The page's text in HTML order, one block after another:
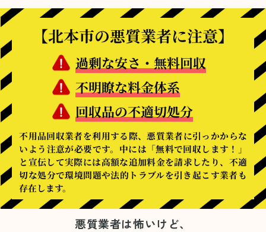
【北本市の悪質業者に注意】
過剰な安さ・無料回収
不明瞭な料金体系
回収品の不適切処分
不用品回収業者を利用する際、悪質業者に引っかからな
いよう注意が必要です。中には「無料で回収します！」
と宣伝して実際には高額な追加料金を請求したり、不適
切な処分で環境問題や法的トラブルを引き起こす業者も
存在します。
悪質業者は怖いけど、